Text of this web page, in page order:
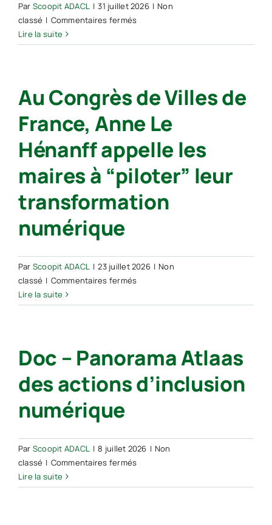
Par Scoopit ADACL | 31 juillet 2026 | Non
classé | Commentaires ferméssur
numérique
l’État
et
les
territoires
passent
aux
actes
Lire la suite
Au Congrès de Villes de
France, Anne Le
Hénanff appelle les
maires à “piloter” leur
transformation
numérique
Par Scoopit ADACL | 23 juillet 2026 | Non
classé | Commentaires ferméssur
Congrès
France,
Anne
Le
maires
à
leur
Lire la suite
Doc – Panorama Atlaas
des actions d’inclusion
numérique
Par Scoopit ADACL | 8 juillet 2026 | Non
classé | Commentaires ferméssur
–
Lire la suite